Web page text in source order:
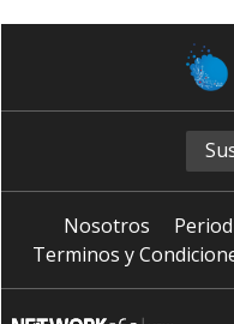
Nosotros
Terminos y